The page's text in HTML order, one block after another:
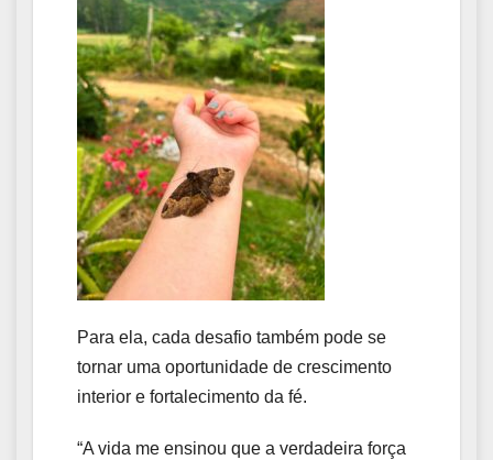
Para ela, cada desafio também pode se
tornar uma oportunidade de crescimento
interior e fortalecimento da fé.
“A vida me ensinou que a verdadeira força